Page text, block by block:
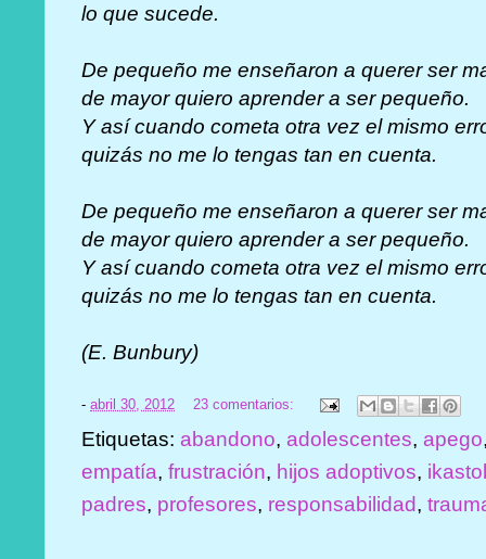
lo que sucede.
De pequeño me enseñaron a querer ser
de mayor quiero aprender a ser pequeño.
Y así cuando cometa otra vez el mismo
quizás no me lo tengas tan en cuenta.
De pequeño me enseñaron a querer ser
de mayor quiero aprender a ser pequeño.
Y así cuando cometa otra vez el mismo
quizás no me lo tengas tan en cuenta.
(E. Bunbury)
-abril 30, 2012 23 comentarios:
Etiquetas:abandono,adolescentes,apego
empatía,frustración, hijos adoptivos,
padres, profesores, responsabilidad,